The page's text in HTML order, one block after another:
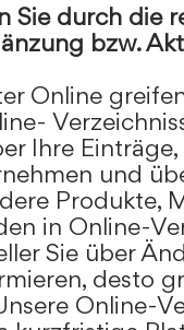
Sie durch die
bzw.
Online
Ihre
und
Produkte,
in Online-
Sie über
desto
Online-